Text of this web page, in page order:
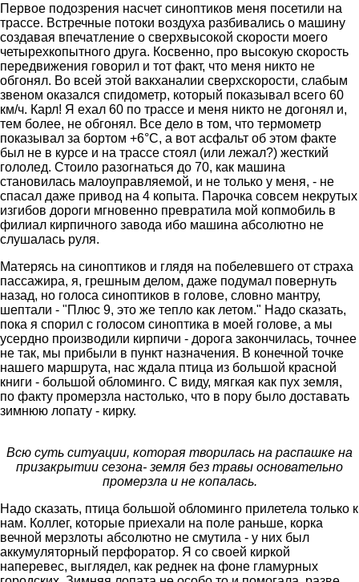
Первое подозрения насчет синоптиков меня посетили на
трассе. Встречные потоки воздуха разбивались о машину
создавая впечатление о сверхвысокой скорости моего
четырехкопытного друга. Косвенно, про высокую скорость
передвижения говорил и тот факт, что меня никто не
обгонял. Во всей этой вакханалии сверхскорости, слабым
звеном оказался спидометр, который показывал всего 60
км/ч. Карл! Я ехал 60 по трассе и меня никто не догонял и,
тем более, не обгонял. Все дело в том, что термометр
показывал за бортом +6°С, а вот асфальт об этом факте
был не в курсе и на трассе стоял (или лежал?) жесткий
гололед. Стоило разогнаться до 70, как машина
становилась малоуправляемой, и не только у меня, - не
спасал даже привод на 4 копыта. Парочка совсем некрутых
изгибов дороги мгновенно превратила мой копмобиль в
филиал кирпичного завода ибо машина абсолютно не
слушалась руля.
Матерясь на синоптиков и глядя на побелевшего от страха
пассажира, я, грешным делом, даже подумал повернуть
назад, но голоса синоптиков в голове, словно мантру,
шептали - "Плюс 9, это же тепло как летом." Надо сказать,
пока я спорил с голосом синоптика в моей голове, а мы
усердно производили кирпичи - дорога закончилась, точнее
не так, мы прибыли в пункт назначения. В конечной точке
нашего маршрута, нас ждала птица из большой красной
книги - большой обломинго. С виду, мягкая как пух земля,
по факту промерзла настолько, что в пору было доставать
зимнюю лопату - кирку.
Всю суть ситуации, которая творилась на распашке на
призакрытии сезона- земля без травы основательно
промерзла и не копалась.
Надо сказать, птица большой обломинго прилетела только к
нам. Коллег, которые приехали на поле раньше, корка
вечной мерзлоты абсолютно не смутила - у них был
аккумуляторный перфоратор. Я со своей киркой
наперевес, выглядел, как реднек на фоне гламурных